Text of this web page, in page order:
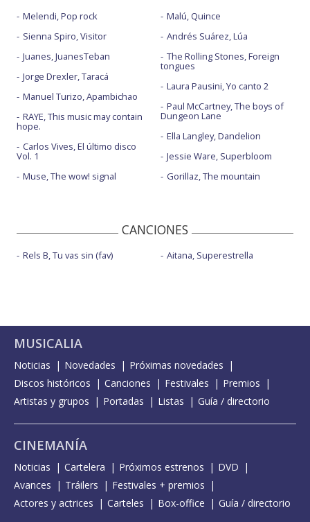
Melendi, Pop rock
Sienna Spiro, Visitor
Juanes, JuanesTeban
Jorge Drexler, Taracá
Manuel Turizo, Apambichao
RAYE, This music may contain
hope.
Carlos Vives, El último disco
Vol. 1
Muse, The wow! signal
Malú, Quince
Andrés Suárez, Lúa
The Rolling Stones, Foreign
tongues
Laura Pausini, Yo canto 2
Paul McCartney, The boys of
Dungeon Lane
Ella Langley, Dandelion
Jessie Ware, Superbloom
Gorillaz, The mountain
CANCIONES
Rels B, Tu vas sin (fav) Aitana, Superestrella
MUSICALIA
Noticias Novedades
Próximas novedades
Discos históricos
Canciones Festivales
Premios
Artistas y grupos
Portadas Listas Guía / directorio
CINEMANÍA
Noticias Cartelera Próximos estrenos
DVD
Avances
Tráilers
Festivales + premios
Actores y actrices
Carteles Box-office Guía / directorio